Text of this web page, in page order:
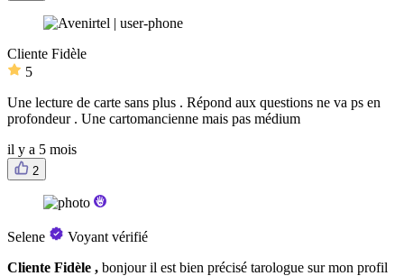
Cliente Fidèle
5
Une lecture de carte sans plus . Répond aux questions ne va ps en
profondeur . Une cartomancienne mais pas médium
il y a 5 mois
2
Selene
Voyant vérifié
Cliente Fidèle , bonjour il est bien précisé tarologue sur mon profil